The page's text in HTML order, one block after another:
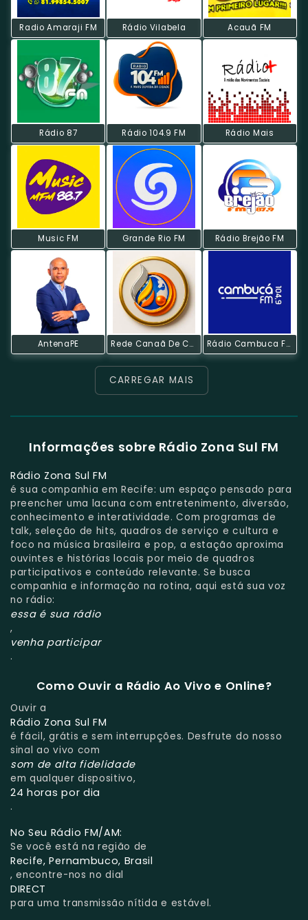
Radio Amaraji FM Rádio Vilabela Acauã FM
Rádio 87 Rádio 104.9 FM Rádio Mais
Music FM Grande Rio FM Rádio Brejão FM
AntenaPE Rede Canaã De Comunicação Rádio Cambuca FM
CARREGAR MAIS
Informações sobre Rádio Zona Sul FM
Rádio Zona Sul FM
é sua companhia em Recife: um espaço pensado para
preencher uma lacuna com entretenimento, diversão,
conhecimento e interatividade. Com programas de
talk, seleção de hits, quadros de serviço e cultura e
foco na música brasileira e pop, a estação aproxima
ouvintes e histórias locais por meio de quadros
participativos e conteúdo relevante. Se busca
companhia e informação na rotina, aqui está sua voz
no rádio:
essa é sua rádio
,
venha participar
.
Como Ouvir a Rádio Ao Vivo e Online?
Ouvir a
Rádio Zona Sul FM
é fácil, grátis e sem interrupções. Desfrute do nosso
sinal ao vivo com
som de alta fidelidade
em qualquer dispositivo,
24 horas por dia
.
No Seu Rádio FM/AM:
Se você está na região de
Recife, Pernambuco, Brasil
, encontre-nos no dial
DIRECT
para uma transmissão nítida e estável.